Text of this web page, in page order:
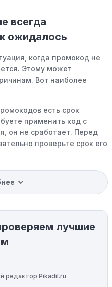
всегда
ожидалось
когда промокод не
Этому может
Вот наиболее
есть срок
применить код с
он не сработает. Перед
проверьте срок его
случаях интересующий
скидкой. Некоторые
и акции напрямую, без
промокода:
только на
или категории. Если вы
товару, не
он не сработает.
лучшие
редактор Pikadil.ru